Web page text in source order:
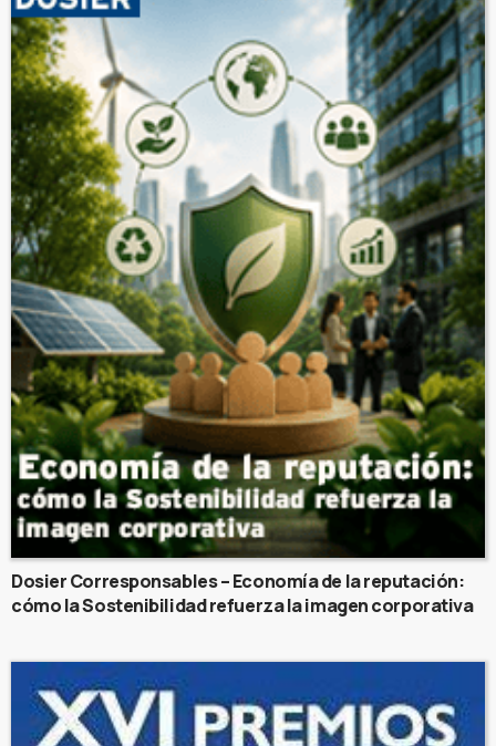
Dosier Corresponsables – Economía de la reputación:
cómo la Sostenibilidad refuerza la imagen corporativa